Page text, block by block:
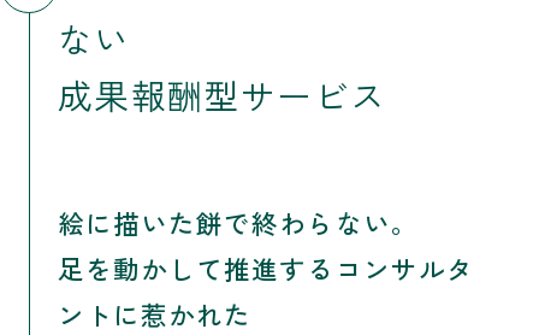
ない
成果報酬型サービス
絵に描いた餅で終わらない。
足を動かして推進するコンサルタ
ントに惹かれた